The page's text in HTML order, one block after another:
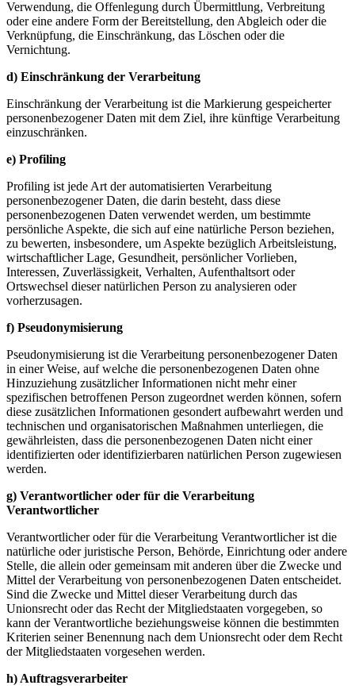
Verwendung, die Offenlegung durch Übermittlung, Verbreitung
oder eine andere Form der Bereitstellung, den Abgleich oder die
Verknüpfung, die Einschränkung, das Löschen oder die
Vernichtung.
d) Einschränkung der Verarbeitung
Einschränkung der Verarbeitung ist die Markierung gespeicherter
personenbezogener Daten mit dem Ziel, ihre künftige Verarbeitung
einzuschränken.
e) Profiling
Profiling ist jede Art der automatisierten Verarbeitung
personenbezogener Daten, die darin besteht, dass diese
personenbezogenen Daten verwendet werden, um bestimmte
persönliche Aspekte, die sich auf eine natürliche Person beziehen,
zu bewerten, insbesondere, um Aspekte bezüglich Arbeitsleistung,
wirtschaftlicher Lage, Gesundheit, persönlicher Vorlieben,
Interessen, Zuverlässigkeit, Verhalten, Aufenthaltsort oder
Ortswechsel dieser natürlichen Person zu analysieren oder
vorherzusagen.
f) Pseudonymisierung
Pseudonymisierung ist die Verarbeitung personenbezogener Daten
in einer Weise, auf welche die personenbezogenen Daten ohne
Hinzuziehung zusätzlicher Informationen nicht mehr einer
spezifischen betroffenen Person zugeordnet werden können, sofern
diese zusätzlichen Informationen gesondert aufbewahrt werden und
technischen und organisatorischen Maßnahmen unterliegen, die
gewährleisten, dass die personenbezogenen Daten nicht einer
identifizierten oder identifizierbaren natürlichen Person zugewiesen
werden.
g) Verantwortlicher oder für die Verarbeitung
Verantwortlicher
Verantwortlicher oder für die Verarbeitung Verantwortlicher ist die
natürliche oder juristische Person, Behörde, Einrichtung oder andere
Stelle, die allein oder gemeinsam mit anderen über die Zwecke und
Mittel der Verarbeitung von personenbezogenen Daten entscheidet.
Sind die Zwecke und Mittel dieser Verarbeitung durch das
Unionsrecht oder das Recht der Mitgliedstaaten vorgegeben, so
kann der Verantwortliche beziehungsweise können die bestimmten
Kriterien seiner Benennung nach dem Unionsrecht oder dem Recht
der Mitgliedstaaten vorgesehen werden.
h) Auftragsverarbeiter